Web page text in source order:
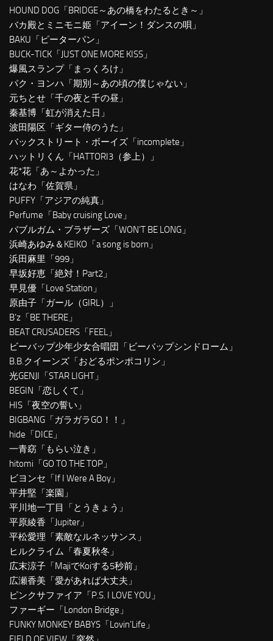
HOUND DOG「BRIDGE～あの橋をわたるとき～」
バカ殿とミニモニ姫「アイーン！ダンスの唄」
BAKU「ピーターパン」
BUCK-TICK「JUST ONE MORE KISS」
爆風スランプ「まっくろけ」
パク・ヨンハ「期別～あの頃の僕じゃない」
元ちとせ「千の夜と千の昼」
秦基博「虹が消えた日」
波田陽区「ギター侍のうた」
バックストリート・ボーイズ「incomplete」
ハットリくん「HATTORI3（参上）」
花*花「あ～よかった」
はなわ「佐賀県」
PUFFY「アジアの純真」
Perfume「Baby cruising Love」
バブルガム・ブラザーズ「WON’T BE LONG」
浜崎あゆみ＆KEIKO「a song is born」
浜田麻里「999」
早坂好恵「絶対！Part2」
早見優「Love Station」
原由子「ガール（GIRL）」
B’z「BE THERE」
BEAT CRUSADERS「FEEL」
ビーバップ少年少女合唱団「ビーバップシンドローム」
B.B.クイーンズ「おどるポンポコリン」
光GENJI「STAR LIGHT」
BEGIN「恋しくて」
HIS「夜空の誓い」
BIGBANG「ガラガラGO！！」
hide「DICE」
一青窈「もらい泣き」
hitomi「GO TO THE TOP」
ビヨンセ「If I Were A Boy」
平井堅「楽園」
平川地一丁目「とうきょう」
平原綾香「Jupiter」
平松愛理「素敵なルネッサンス」
ヒルクライム「春夏秋冬」
広末涼子「MajiでKoiする5秒前」
広瀬香美「愛があれば大丈夫」
ピンクサファイア「P.S. I LOVE YOU」
ファーギー「London Bridge」
FUNKY MONKEY BABYS「Lovin’Life」